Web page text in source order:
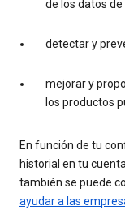
de los datos
detectar y
mejorar y
los productos
En función de tu
historial en tu
también se puede
ayudar a las